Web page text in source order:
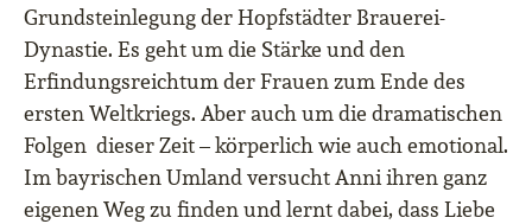
Grundsteinlegung der Hopfstädter Brauerei-
Dynastie. Es geht um die Stärke und den
Erfindungsreichtum der Frauen zum Ende des
ersten Weltkriegs. Aber auch um die dramatischen
Folgen dieser Zeit – körperlich wie auch emotional.
Im bayrischen Umland versucht Anni ihren ganz
eigenen Weg zu finden und lernt dabei, dass Liebe